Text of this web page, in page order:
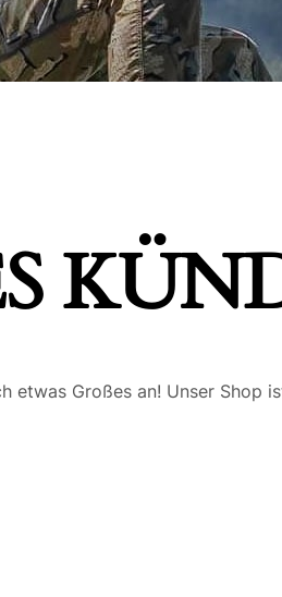
etwas Großes an! Unser Shop